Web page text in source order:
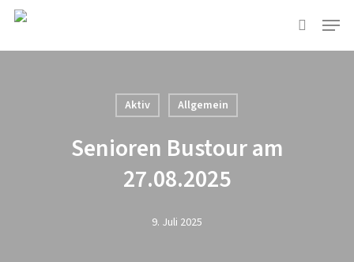
Skip
main
suchen
Menu
Aktiv Allgemein
Senioren Bustour am
27.08.2025
9. Juli 2025